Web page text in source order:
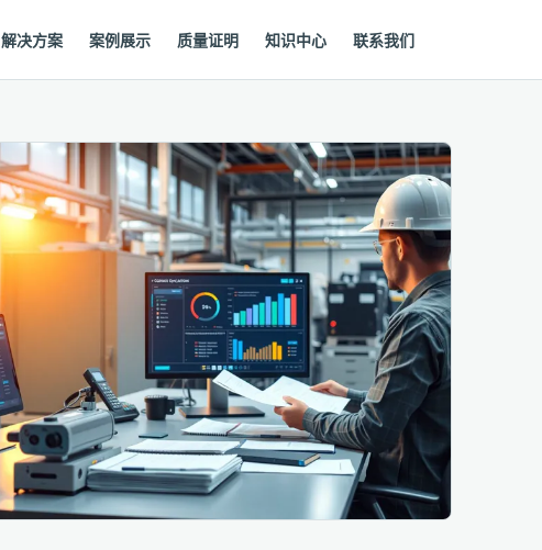
解决方案 案例展示 质量证明 知识中心 联系我们